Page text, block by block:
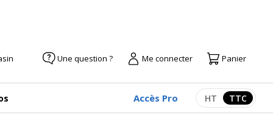
Une question ? Me connecter Panier
Accès Pro Afficher les
HT TTC